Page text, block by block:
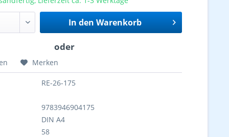
In den Warenkorb
Merken
RE-26-175
9783946904175
DIN A4
58